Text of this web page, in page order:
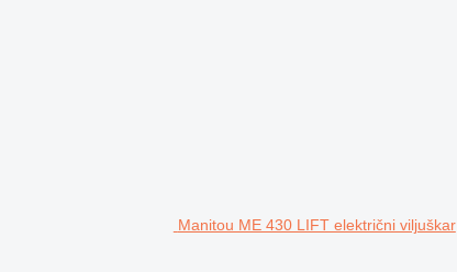
Manitou ME 430 LIFT električni viljuškar